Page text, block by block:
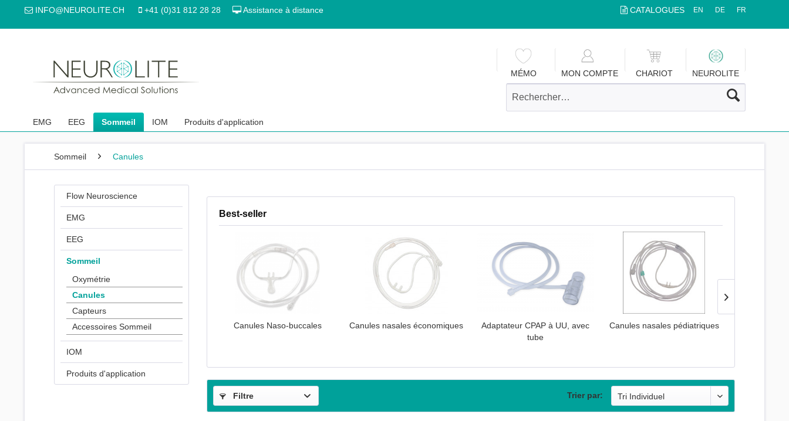
INFO@NEUROLITE.CH +41 (0)31 812 28 28 Assistance à distance EN DE FR
CATALOGUES
MÉMO MON COMPTE CHARIOT NEUROLITE
EMG EEG Sommeil IOM Produits d'application
Sommeil Canules
Flow Neuroscience
EMG
EEG
Sommeil
Oxymétrie
Canules
Capteurs
Accessoires Sommeil
IOM
Produits d'application
Best-seller
Canules Naso-buccales Canules nasales économiques
Adaptateur CPAP à UU, avec
tube
Canules nasales pédiatriques
Filtre Trier par: